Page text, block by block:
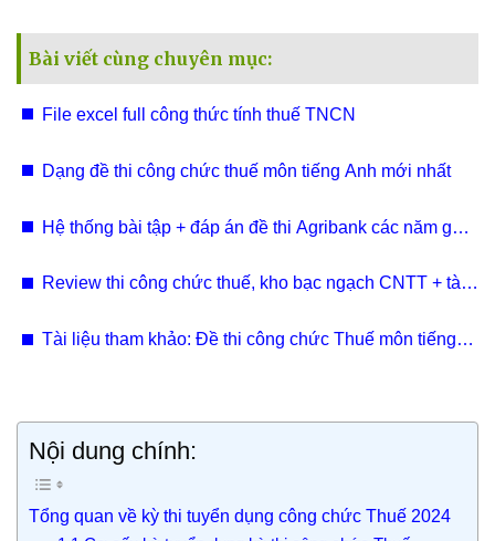
Bài viết cùng chuyên mục:
File excel full công thức tính thuế TNCN
Dạng đề thi công chức thuế môn tiếng Anh mới nhất
Hệ thống bài tập + đáp án đề thi Agribank các năm gần
Review thi công chức thuế, kho bạc ngạch CNTT + tài
Tài liệu tham khảo: Đề thi công chức Thuế môn tiếng
Nội dung chính:
Tổng quan về kỳ thi tuyển dụng công chức Thuế 2024